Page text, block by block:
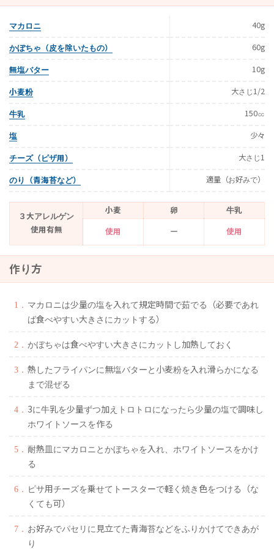
マカロニ 40g
かぼちゃ（皮を除いたもの） 60g
無塩バター 10g
小麦粉 大さじ1/2
牛乳 150㏄
塩 少々
チーズ（ピザ用） 大さじ1
のり（青海苔など） 適量（お好みで）
３大アレルゲン
使用有無
小麦 卵 牛乳
使用 ー 使用
作り方
マカロニは少量の塩を入れて規定時間で茹でる（必要であれ
ば食べやすい大きさにカットする）
かぼちゃは食べやすい大きさにカットし加熱しておく
熱したフライパンに無塩バターと小麦粉を入れ滑らかになる
まで混ぜる
3に牛乳を少量ずつ加えトロトロになったら少量の塩で調味し
ホワイトソースを作る
耐熱皿にマカロニとかぼちゃを入れ、ホワイトソースをかけ
る
ピサ用チーズを乗せてトースターで軽く焼き色をつける（な
くても可）
お好みでパセリに見立てた青海苔などをふりかけてできあが
り